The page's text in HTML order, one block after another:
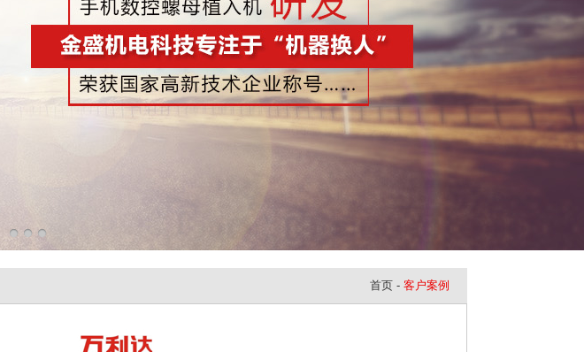
首页 - 客户案例